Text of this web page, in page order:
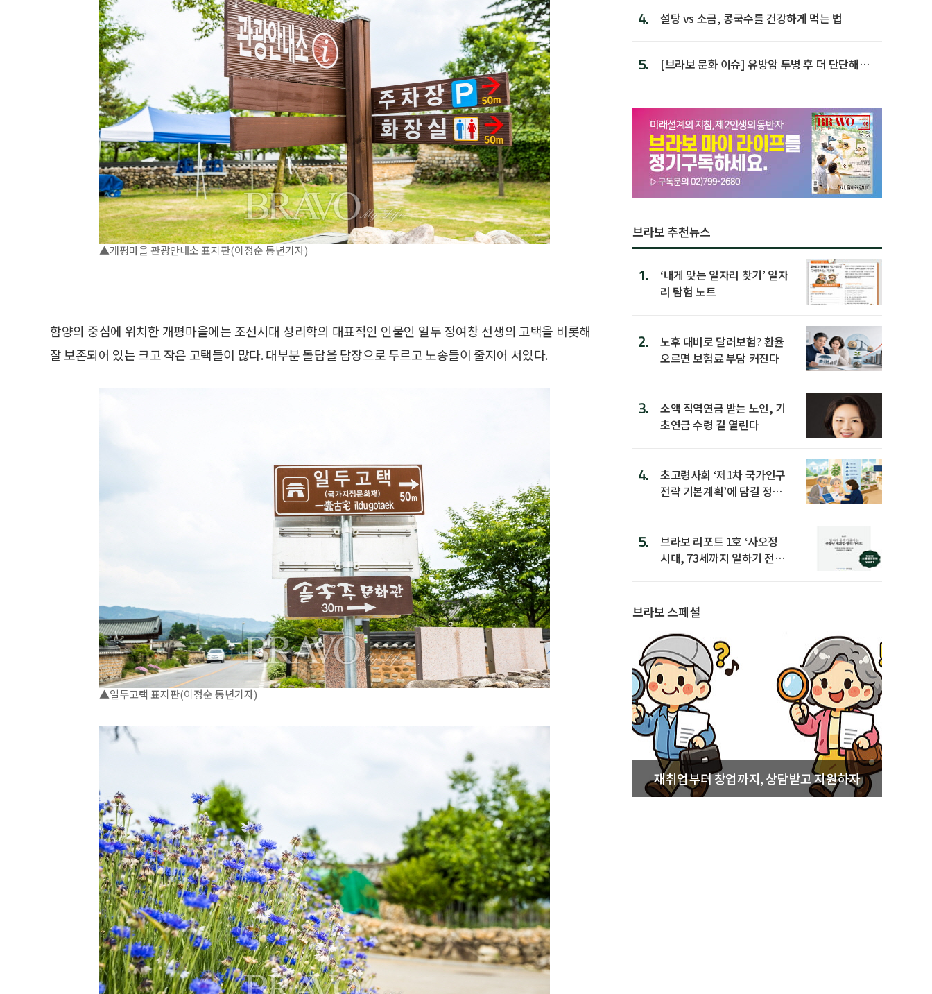
▲개평마을 관광안내소 표지판(이정순 동년기자)
함양의 중심에 위치한 개평마을에는 조선시대 성리학의 대표적인 인물인 일두 정여창 선생의 고택을 비롯해
잘 보존되어 있는 크고 작은 고택들이 많다. 대부분 돌담을 담장으로 두르고 노송들이 줄지어 서있다.
▲일두고택 표지판(이정순 동년기자)
4. 설탕 vs 소금, 콩국수를 건강하게 먹는 법
5.
[브라보 문화 이슈] 유방암 투병 후 더 단단해진
브라보 추천뉴스
1.
‘내게 맞는 일자리 찾기’ 일자
리 탐험 노트
2.
노후 대비로 달러보험? 환율
오르면 보험료 부담 커진다
3.
소액 직역연금 받는 노인, 기
초연금 수령 길 열린다
4.
초고령사회 ‘제1차 국가인구
전략 기본계획’에 담길 정책
5.
브라보 리포트 1호 ‘사오정
시대, 73세까지 일하기 전략’
브라보 스페셜
재취업부터 창업까지, 상담받고 지원하자